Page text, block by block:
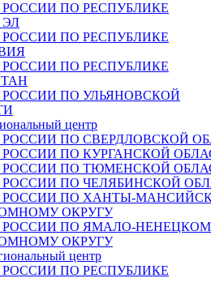
РОССИИ ПО РЕСПУБЛИКЕ
РОССИИ ПО РЕСПУБЛИКЕ
РОССИИ ПО РЕСПУБЛИКЕ
РОССИИ ПО УЛЬЯНОВСКОЙ
центр
РОССИИ ПО СВЕРДЛОВСКОЙ
РОССИИ ПО КУРГАНСКОЙ
РОССИИ ПО ТЮМЕНСКОЙ
РОССИИ ПО ЧЕЛЯБИНСКОЙ
РОССИИ ПО ХАНТЫ-
ОКРУГУ
РОССИИ ПО ЯМАЛО-
ОКРУГУ
центр
РОССИИ ПО РЕСПУБЛИКЕ